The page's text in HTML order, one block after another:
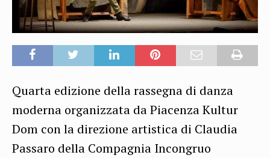
Quarta edizione della rassegna di danza
moderna organizzata da Piacenza Kultur
Dom con la direzione artistica di Claudia
Passaro della Compagnia Incongruo